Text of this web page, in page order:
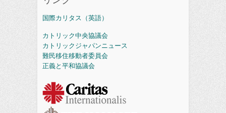
国際カリタス（英語）
カトリック中央協議会
カトリックジャパンニュース
難民移住移動者委員会
正義と平和協議会